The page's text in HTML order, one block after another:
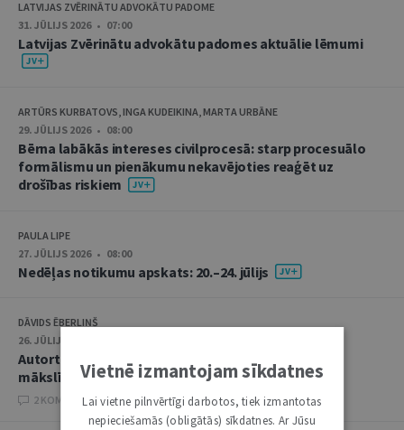
LATVIJAS ZVĒRINĀTU ADVOKĀTU PADOME
31. JŪLIJS 2026 • 07:00
Latvijas Zvērinātu advokātu padomes aktuālie lēmumi
ARTŪRS KURBATOVS, INGA KUDEIKINA, MARTA URBĀNE
29. JŪLIJS 2026 • 08:00
Bērna labākās intereses civilprocesā: starp procesuālo
formālismu un pienākumu nekavējoties reaģēt uz
drošības riskiem
PAULA LIPE
27. JŪLIJS 2026 • 08:00
Nedēļas notikumu apskats: 20.–24. jūlijs
DĀVIDS ĒBERLIŅŠ
26. JŪLIJS 2026 • 08:00
Autortiesību subjekta un objekta juridiskie aspekti
mākslīgā intelekta kontekstā
2 KOMENTĀRI
Vietnē izmantojam sīkdatnes
Lai vietne pilnvērtīgi darbotos, tiek izmantotas
nepieciešamās (obligātās) sīkdatnes. Ar Jūsu